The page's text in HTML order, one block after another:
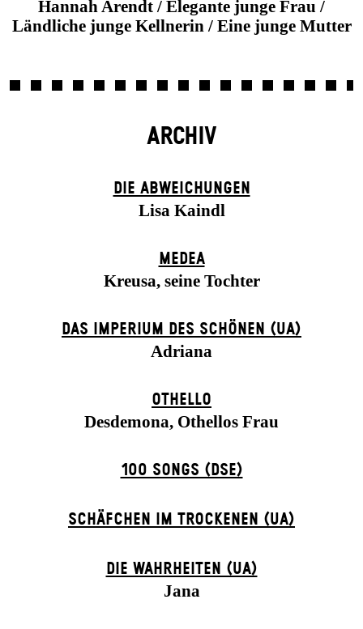
Hannah Arendt / Elegante junge Frau /
Ländliche junge Kellnerin / Eine junge Mutter
ARCHIV
DIE ABWEICHUNGEN
Lisa Kaindl
MEDEA
Kreusa, seine Tochter
DAS IMPERIUM DES SCHÖNEN (UA)
Adriana
OTHELLO
Desdemona, Othellos Frau
100 SONGS (DSE)
SCHÄFCHEN IM TROCKENEN (UA)
DIE WAHRHEITEN (UA)
Jana